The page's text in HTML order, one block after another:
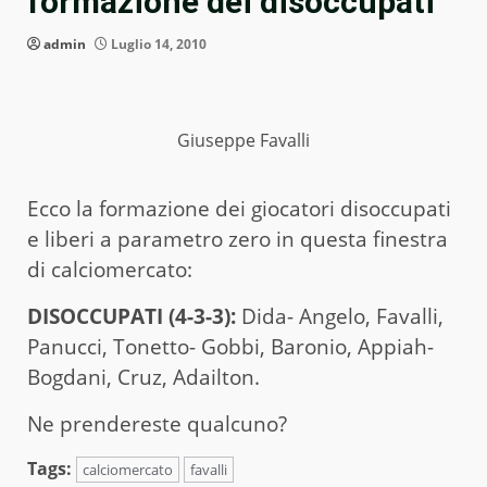
admin Luglio 14, 2010
Giuseppe Favalli
Ecco la formazione dei giocatori disoccupati
e liberi a parametro zero in questa finestra
di calciomercato:
DISOCCUPATI (4-3-3): Dida- Angelo, Favalli,
Panucci, Tonetto- Gobbi, Baronio, Appiah-
Bogdani, Cruz, Adailton.
Ne prendereste qualcuno?
Tags: calciomercato favalli